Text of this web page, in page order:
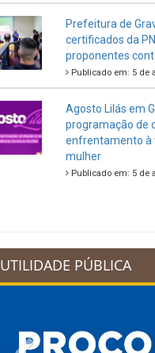
Prefeitura de
certificados da
proponentes
Publicado em: 5 de
Agosto Lilás em
programação de
enfrentamento à
mulher
Publicado em: 5 de
UTILIDADE PÚBLICA
Previous